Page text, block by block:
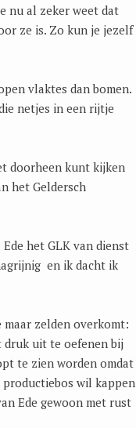
nu al zeker weet dat
ze is. Zo kun je jezelf
vlaktes dan bomen.
netjes in een rijtje
doorheen kunt kijken
het Geldersch
het GLK van dienst
en ik dacht ik
maar zelden overkomt:
druk uit te oefenen bij
te zien worden omdat
wil kappen
Ede gewoon met rust